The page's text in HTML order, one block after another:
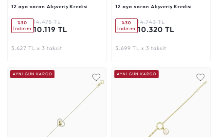
12 aya varan Alışveriş Kredisi
%30
İndirim
14.475 TL
10.119 TL
3.627 TL x 3 taksit
12 aya varan Alışveriş Kredisi
%30
İndirim
14.743 TL
10.320 TL
3.699 TL x 3 taksit
AYNI GÜN KARGO AYNI GÜN KARGO